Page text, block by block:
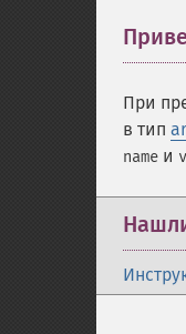
При
в тип
name и